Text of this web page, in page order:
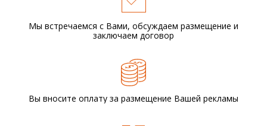
Мы встречаемся с Вами, обсуждаем размещение и
заключаем договор
Вы вносите оплату за размещение Вашей рекламы